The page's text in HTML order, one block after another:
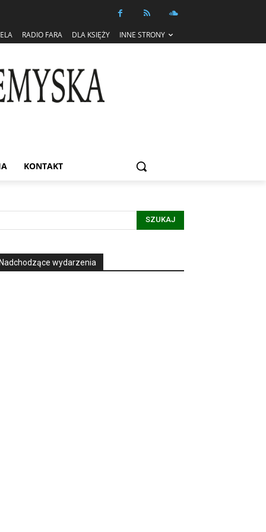
RADIO FARA DLA KSIĘŻY INNE STRONY
KONTAKT
SZUKAJ
Nadchodzące wydarzenia